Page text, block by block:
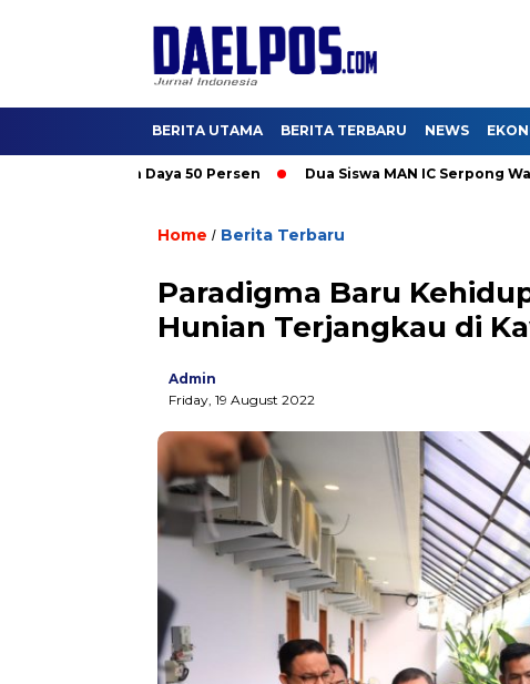
BERITA UTAMA BERITA TERBARU NEWS
Tambah Daya 50 Persen Dua Siswa MAN IC Serpong Wakili RI
Home / Berita Terbaru
Paradigma Baru
Hunian Terjangkau di
Admin
Friday, 19 August 2022